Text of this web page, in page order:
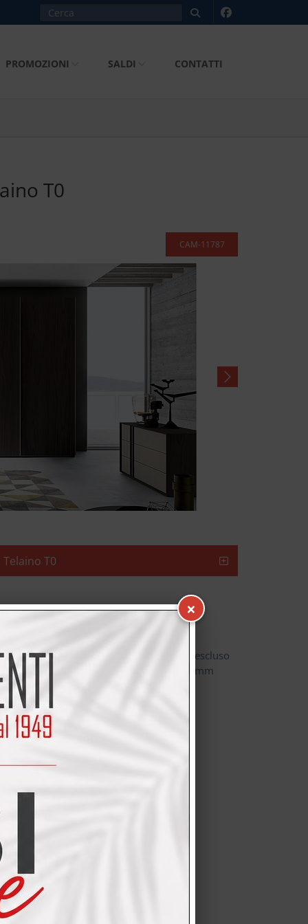
PROMOZIONI SALDI CONTATTI
T0
CAM-11787
T0
in finitura Canvas.
di legno spessore 28 mm, escluso
e altezze modulari 2272, 2432 e 2592 mm
×